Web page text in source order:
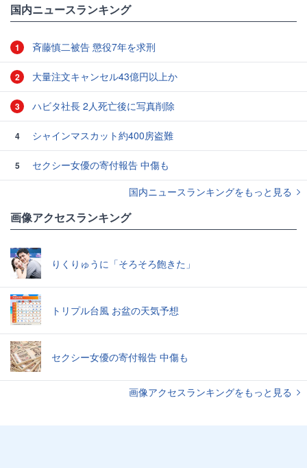
国内ニュースランキング
1 斉藤慎二被告 懲役7年を求刑
2 大量注文キャンセル43億円以上か
3 ハビタ社長 2人死亡後に写真削除
4 シャインマスカット約400房盗難
5
セクシー女優の寄付報告 中傷も
国内ニュースランキングをもっと見る
画像アクセスランキング
りくりゅうに「そろそろ飽きた」
トリプル台風 お盆の天気予想
セクシー女優の寄付報告 中傷も
画像アクセスランキングをもっと見る